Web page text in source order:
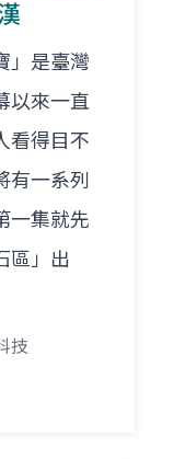
」是臺灣
以來一直
看得目不
有一系列
一集就先
區」出
技